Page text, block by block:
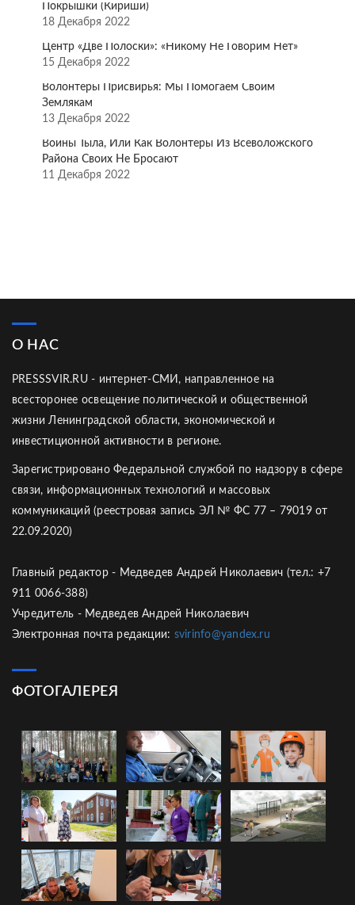
Покрышки (Кириши)
18 Декабря 2022
Центр «Две Полоски»: «Никому Не Говорим Нет»
15 Декабря 2022
Волонтёры Присвирья: Мы Помогаем Своим
Землякам
13 Декабря 2022
Воины Тыла, Или Как Волонтёры Из Всеволожского
Района Своих Не Бросают
11 Декабря 2022
О НАС
PRESSSVIR.RU - интернет-СМИ, направленное на
всесторонее освещение политической и общественной
жизни Ленинградской области, экономической и
инвестиционной активности в регионе.
Зарегистрировано Федеральной службой по надзору в сфере
связи, информационных технологий и массовых
коммуникаций (реестровая запись ЭЛ № ФС 77 – 79019 от
22.09.2020)
Главный редактор - Медведев Андрей Николаевич (тел.: +7
911 0066-388)
Учредитель - Медведев Андрей Николаевич
Электронная почта редакции: svirinfo@yandex.ru
ФОТОГАЛЕРЕЯ